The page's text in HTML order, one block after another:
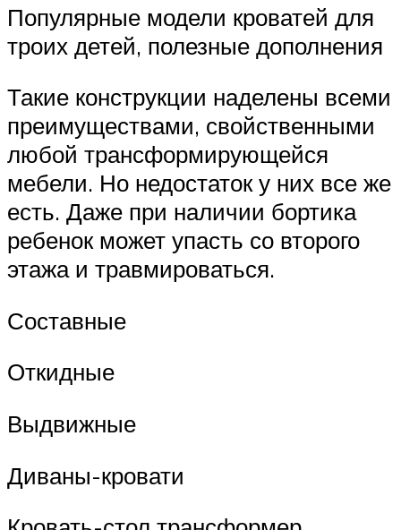
Популярные модели кроватей для
троих детей, полезные дополнения
Такие конструкции наделены всеми
преимуществами, свойственными
любой трансформирующейся
мебели. Но недостаток у них все же
есть. Даже при наличии бортика
ребенок может упасть со второго
этажа и травмироваться.
Составные
Откидные
Выдвижные
Диваны-кровати